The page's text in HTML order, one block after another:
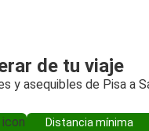
de tu viaje
y asequibles de Pisa a
Distancia mínima